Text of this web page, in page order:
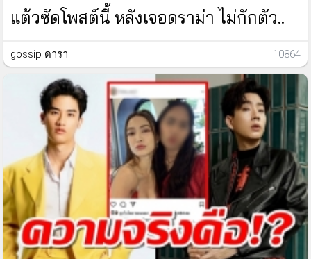
แต้วซัดโพสต์นี้ หลังเจอดราม่า ไม่กักตัว..
gossip ดารา : 10864